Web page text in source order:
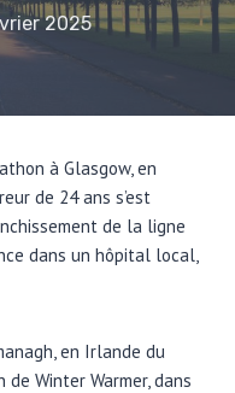
2025
à Glasgow, en
de 24 ans s’est
de la ligne
dans un hôpital local,
en Irlande du
Winter Warmer, dans